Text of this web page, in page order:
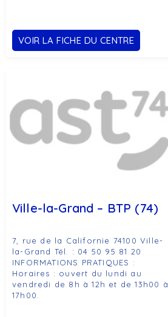
VOIR LA FICHE DU CENTRE
Ville-la-Grand – BTP (74)
7, rue de la Californie 74100 Ville-
la-Grand Tél. : 04 50 95 81 20
INFORMATIONS PRATIQUES :
Horaires : ouvert du lundi au
vendredi de 8h à 12h et de 13h00 à
17h00.